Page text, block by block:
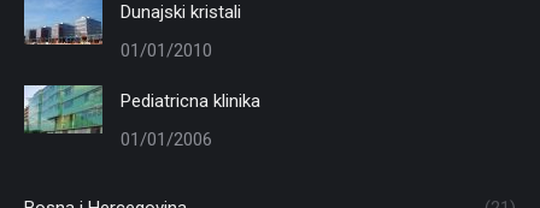
Dunajski kristali
01/01/2010
Pediatricna klinika
01/01/2006